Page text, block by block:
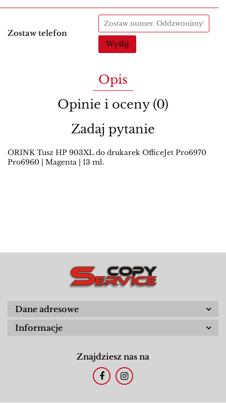
Zostaw telefon
Wyślij
Opis
Opinie i oceny (0)
Zadaj pytanie
ORINK Tusz HP 903XL do drukarek OfficeJet Pro6970
Pro6960 | Magenta | 13 ml.
Dane adresowe
Informacje
Znajdziesz nas na